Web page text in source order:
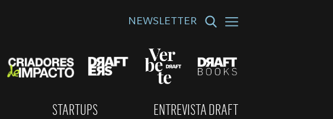
NEWSLETTER
STARTUPS ENTREVISTA DRAFT